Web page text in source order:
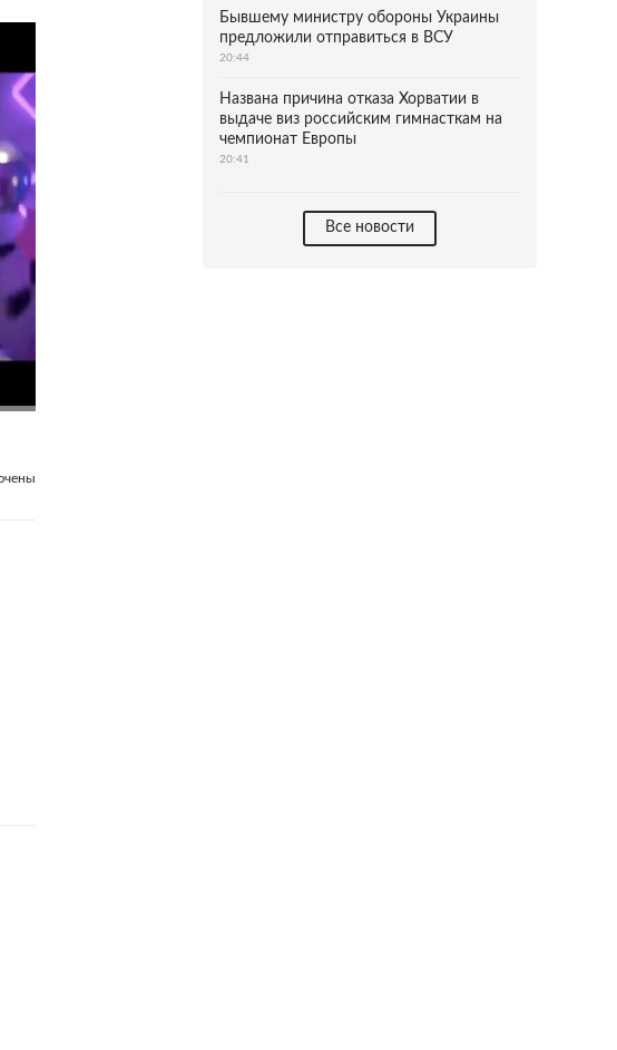
Бывшему министру обороны Украины
предложили отправиться в ВСУ
20:44
Названа причина отказа Хорватии в
выдаче виз российским гимнасткам на
чемпионат Европы
20:41
Все новости